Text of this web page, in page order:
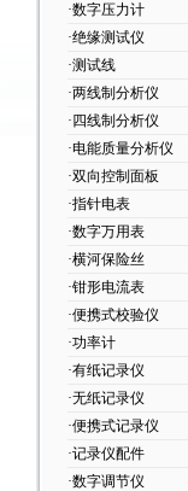
·数字压力计
·绝缘测试仪
·测试线
·两线制分析仪
·四线制分析仪
·电能质量分析仪
·双向控制面板
·指针电表
·数字万用表
·横河保险丝
·钳形电流表
·便携式校验仪
·功率计
·有纸记录仪
·无纸记录仪
·便携式记录仪
·记录仪配件
·数字调节仪